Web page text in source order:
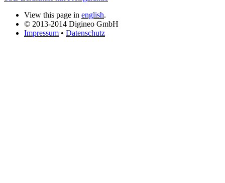
View this page in english.
© 2013-2014 Digineo GmbH
Impressum • Datenschutz